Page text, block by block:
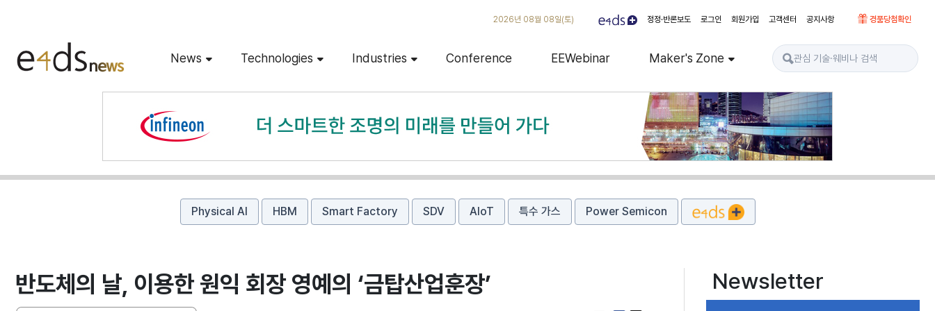
2026년 08월 08일(토) 정정·반론보도 로그인 회원가입 고객센터 공지사항 경품당첨확인
News Technologies Industries Conference EEWebinar Maker's Zone
Physical AI HBM Smart Factory SDV AIoT 특수 가스 Power Semicon
반도체의 날, 이용한 원익 회장 영예의 ‘금탑산업훈장’ Newsletter